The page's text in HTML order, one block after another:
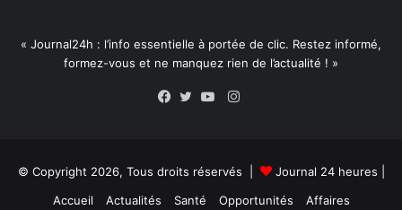
« Journal24h : l’info essentielle à portée de clic. Restez informé,
formez-vous et ne manquez rien de l’actualité ! »
Instagram
© Copyright 2026, Tous droits réservés | Journal 24 heures
Accueil
Actualités Santé Opportunités
Affaires